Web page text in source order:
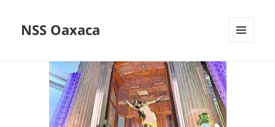
NSS Oaxaca